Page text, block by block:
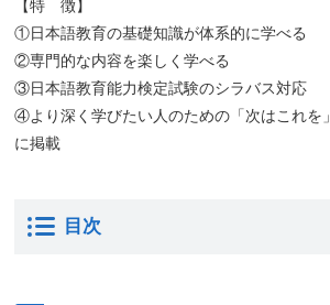
【特 徴】
①日本語教育の基礎知識が体系的に学べる
②専門的な内容を楽しく学べる
③日本語教育能力検定試験のシラバス対応
④より深く学びたい人のための「次はこれを
に掲載
目次